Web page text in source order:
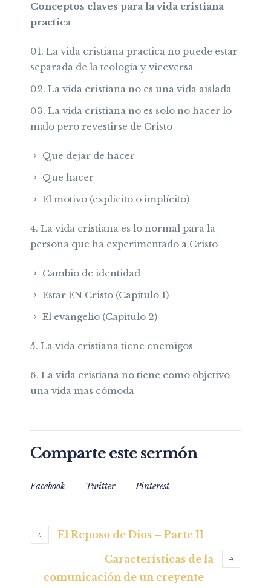
Conceptos claves para la vida cristiana
practica
La vida cristiana practica no puede estar
separada de la teología y viceversa
La vida cristiana no es una vida aislada
La vida cristiana no es solo no hacer lo
malo pero revestirse de Cristo
Que dejar de hacer
Que hacer
El motivo (explicito o implícito)
4. La vida cristiana es lo normal para la
persona que ha experimentado a Cristo
Cambio de identidad
Estar EN Cristo (Capitulo 1)
El evangelio (Capitulo 2)
5. La vida cristiana tiene enemigos
6. La vida cristiana no tiene como objetivo
una vida mas cómoda
Comparte este sermón
Facebook Twitter Pinterest
El Reposo de Dios – Parte II
Características de la
comunicación de un creyente –